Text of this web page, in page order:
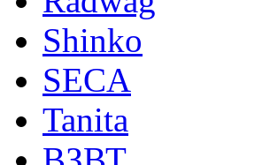
Shinko
SECA
Tanita